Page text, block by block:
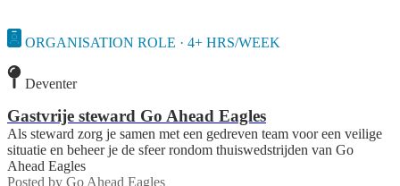
ORGANISATION ROLE · 4+ HRS/WEEK
Deventer
Gastvrije steward Go Ahead Eagles
Als steward zorg je samen met een gedreven team voor een veilige
situatie en beheer je de sfeer rondom thuiswedstrijden van Go
Ahead Eagles
Posted by Go Ahead Eagles